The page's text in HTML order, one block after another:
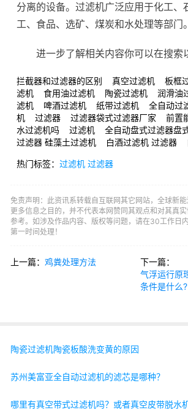
分离的设备。过滤机广泛应用于化工、
工、食品、选矿、煤炭和水处理等部门。
进一步了解相关内容你可以在搜索
拦截器和过滤器的区别 真空过滤机 板框
滤机 食用油过滤机 陶瓷过滤机 润滑油
滤机 啤酒过滤机 纸带过滤机 全自动过
机 过滤器 过滤器袋式过滤器厂家 前置
水过滤机吗 过滤机 全自动盘式过滤器盘
过滤器 硅藻土过滤机 白酒过滤机 过滤器
热门标签： 过滤机 过滤器
免责声明：此资讯系转载自互联网其它网站，全球新
更多信息之目的，并不代表本网赞同其观点和对其真
参考。如涉及作品内容、版权等问题，请在30工作日
第一时间处理！
上一篇： 鸡粪处理方法
下一篇：
气浮运行原
条件是什么?
陶瓷过滤机陶瓷板酸洗变黄的原因
苏州美富亚全自动过滤机的滤芯是哪种？
哪里有真空带式过滤机吗？或者真空皮带脱水